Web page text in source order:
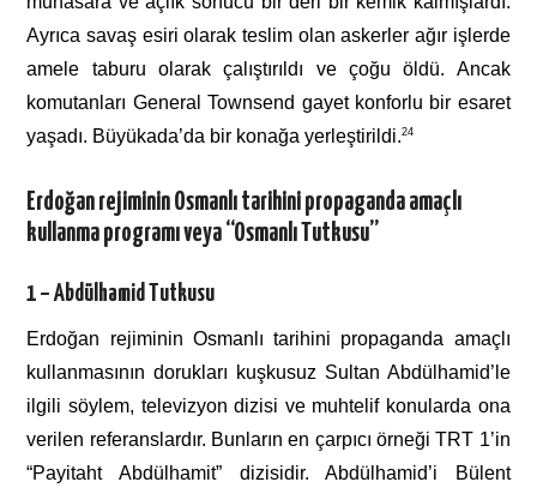
Ayrıca savaş esiri olarak teslim olan askerler ağır işlerde
amele taburu olarak çalıştırıldı ve çoğu öldü. Ancak
komutanları General Townsend gayet konforlu bir esaret
yaşadı. Büyükada’da bir konağa yerleştirildi.24
Erdoğan rejiminin Osmanlı tarihini propaganda amaçlı
kullanma programı veya “Osmanlı Tutkusu”
1 – Abdülhamid Tutkusu
Erdoğan rejiminin Osmanlı tarihini propaganda amaçlı
kullanmasının dorukları kuşkusuz Sultan Abdülhamid’le
ilgili söylem, televizyon dizisi ve muhtelif konularda ona
verilen referanslardır. Bunların en çarpıcı örneği TRT 1’in
“Payitaht Abdülhamit” dizisidir. Abdülhamid’i Bülent